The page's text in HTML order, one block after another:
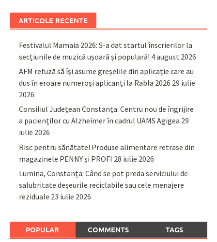
ARTICOLE RECENTE
Festivalul Mamaia 2026: S-a dat startul înscrierilor la
secțiunile de muzică ușoară și populară! 4 august 2026
AFM refuză să își asume greșelile din aplicație care au
dus în eroare numeroși aplicanți la Rabla 2026 29 iulie
2026
Consiliul Județean Constanța: Centru nou de îngrijire
a pacienților cu Alzheimer în cadrul UAMS Agigea 29
iulie 2026
Risc pentru sănătate! Produse alimentare retrase din
magazinele PENNY și PROFI 28 iulie 2026
Lumina, Constanța: Când se pot preda serviciului de
salubritate deșeurile reciclabile sau cele menajere
reziduale 23 iulie 2026
POPULAR COMMENTS TAGS